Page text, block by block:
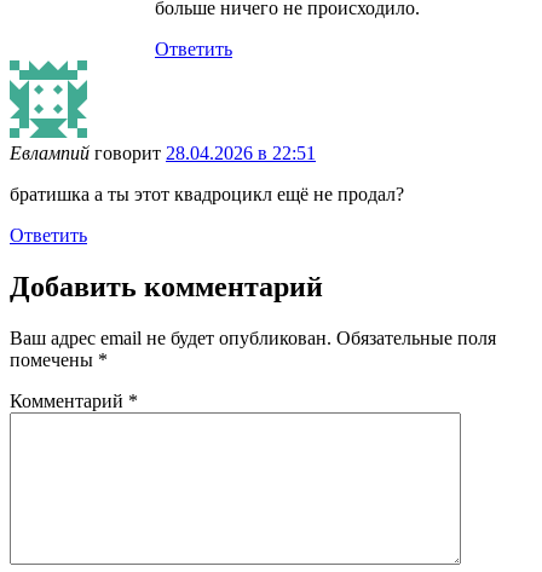
больше ничего не происходило.
Ответить
Евлампий говорит 28.04.2026 в 22:51
братишка а ты этот квадроцикл ещё не продал?
Ответить
Добавить комментарий
Ваш адрес email не будет опубликован. Обязательные поля
помечены *
Комментарий *